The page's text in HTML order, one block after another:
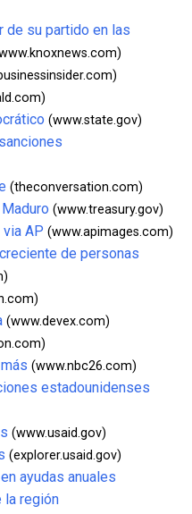
de su partido en las
(www.state.gov)
(theconversation.com)
(www.treasury.gov)
AP (www.apimages.com)
de personas
(www.devex.com)
(www.nbc26.com)
estadounidenses
(www.usaid.gov)
(explorer.usaid.gov)
ayudas anuales
la región